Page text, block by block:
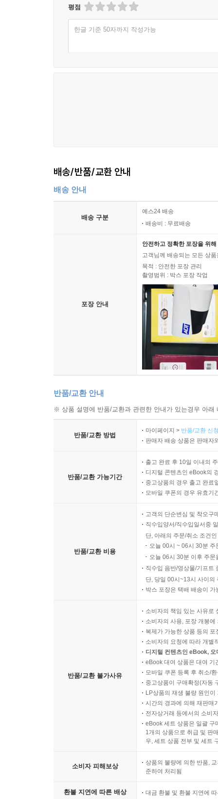
평점
한글 기준 50자까지 작성가능
배송/반품/교환 안내
배송 안내
배송 구분
예스24 배송
배송비 : 무료배송
포장 안내
안전하고 정확한 포장을 위
고객님께 배송되는 모든 상
목적 : 안전한 포장 관리
촬영범위 : 박스 포장 작업
반품/교환 안내
※ 상품 설명에 반품/교환과 관련한 안내가 있는경우 아
반품/교환 방법
마이페이지 > 반품/교환 신
판매자 배송 상품은 판매자
반품/교환 가능기간
출고 완료 후 10일 이내의
디지털 콘텐츠인 eBook의
중고상품의 경우 출고 완료
모바일 쿠폰의 경우 유효기
반품/교환 비용
고객의 단순변심 및 착오구
직수입양서/직수입일서중
단, 아래의 주문/취소 조건
오늘 00시 ~ 06시 30분
오늘 06시 30분 이후 주
직수입 음반/영상물/기프트
단, 당일 00시~13시 사이의
박스 포장은 택배 배송이
반품/교환 불가사유
소비자의 책임 있는 사유로
소비자의 사용, 포장 개봉
복제가 가능한 상품 등의
소비자의 요청에 따라 개별
디지털 컨텐츠인 eBook,
eBook 대여 상품은 대여 기
모바일 쿠폰 등록 후 취소/
중고상품이 구매확정(자동
LP상품의 재생 불량 원인
시간의 경과에 의해 재판매
전자상거래 등에서의 소비
eBook 세트 상품은 일괄 구
1개의 상품으로 취급 및 판
우, 세트 상품 전부 및 세트
소비자 피해보상
상품의 불량에 의한 반품,
준하여 처리됨
환불 지연에 따른 배상 대금 환불 및 환불 지연에